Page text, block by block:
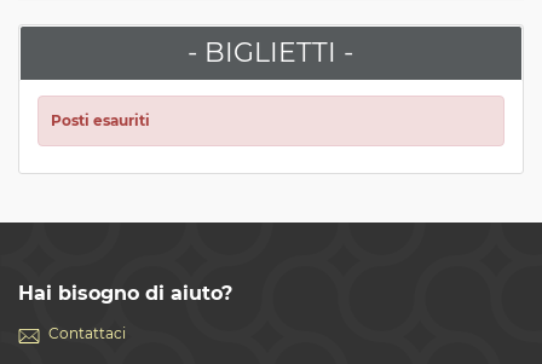
- BIGLIETTI -
Posti esauriti
Hai bisogno di aiuto?
Contattaci